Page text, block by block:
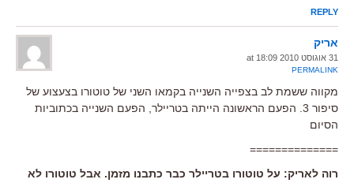
REPLY
אריק
31 אוגוסט 2010 at 18:09
PERMALINK
מקווה ששמת לב בצפייה השנייה בקמאו השני של טוטורו בצעצוע של
סיפור 3. הפעם הראשונה הייתה בטריילר, הפעם השנייה בכתוביות
הסיום
==============
רוה לאריק: על טוטורו בטריילר כבר כתבנו מזמן. אבל טוטורו לא